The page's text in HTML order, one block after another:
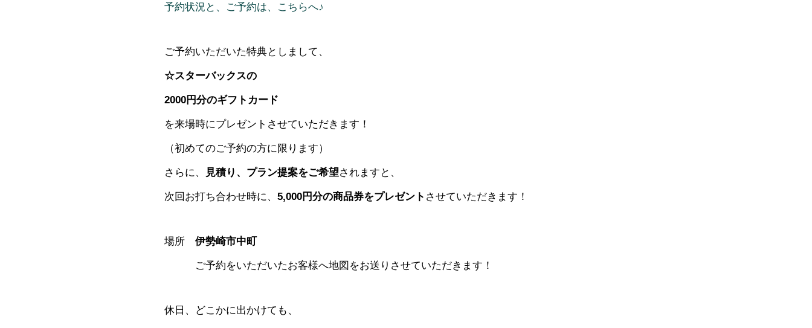
予約状況と、ご予約は、こちらへ♪
ご予約いただいた特典としまして、
☆スターバックスの
2000円分のギフトカード
を来場時にプレゼントさせていただきます！
（初めてのご予約の方に限ります）
さらに、 見積り、プラン提案をご希望されますと、
次回お打ち合わせ時に、 5,000円分の商品券をプレゼント させていただきます！
場所 伊勢崎市中町
ご予約をいただいたお客様へ地図をお送りさせていただきます！
休日、どこかに出かけても、